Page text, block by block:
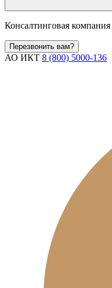
Консалтинговая компания
Перезвонить вам?
АО ИКТ 8 (800) 5000-136